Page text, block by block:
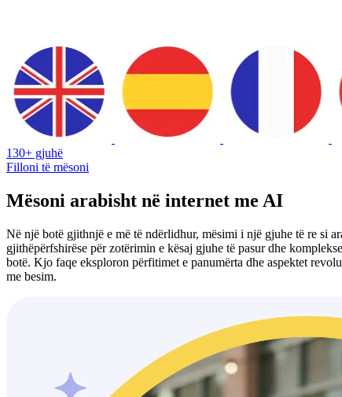
130+ gjuhë
Filloni të mësoni
Mësoni arabisht në internet me AI
Në një botë gjithnjë e më të ndërlidhur, mësimi i një gjuhe të re si
gjithëpërfshirëse për zotërimin e kësaj gjuhe të pasur dhe
botë. Kjo faqe eksploron përfitimet e panumërta dhe aspektet
me besim.